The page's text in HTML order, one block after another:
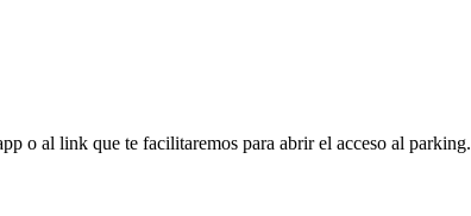
o al link que te facilitaremos para abrir el acceso al parking.